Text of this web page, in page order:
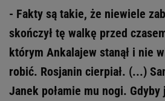
- Fakty są takie, że niewiele
skończył tę walkę przed
którym Ankalajew stanął i nie
robić. Rosjanin cierpiał. (...)
Janek połamie mu nogi.